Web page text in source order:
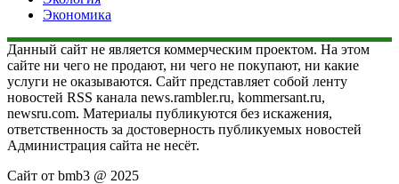
Экономика
Данный сайт не является коммерческим проектом. На этом
сайте ни чего не продают, ни чего не покупают, ни какие
услуги не оказываются. Сайт представляет собой ленту
новостей RSS канала news.rambler.ru, kommersant.ru,
newsru.com. Материалы публикуются без искажения,
ответственность за достоверность публикуемых новостей
Администрация сайта не несёт.
Сайт от bmb3 @ 2025